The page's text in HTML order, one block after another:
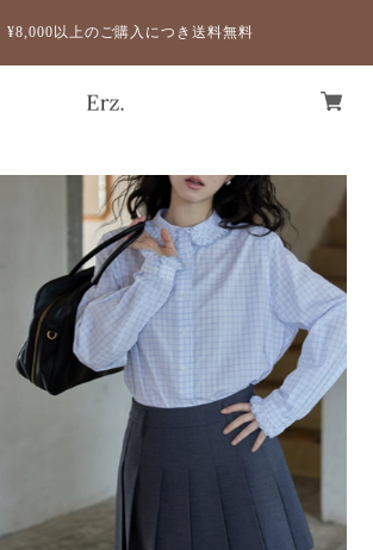
¥8,000以上のご購入につき送料無料